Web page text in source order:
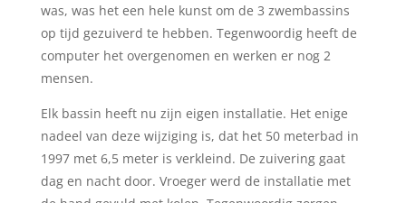
was, was het een hele kunst om de 3 zwembassins
op tijd gezuiverd te hebben. Tegenwoordig heeft de
computer het overgenomen en werken er nog 2
mensen.
Elk bassin heeft nu zijn eigen installatie. Het enige
nadeel van deze wijziging is, dat het 50 meterbad in
1997 met 6,5 meter is verkleind. De zuivering gaat
dag en nacht door. Vroeger werd de installatie met